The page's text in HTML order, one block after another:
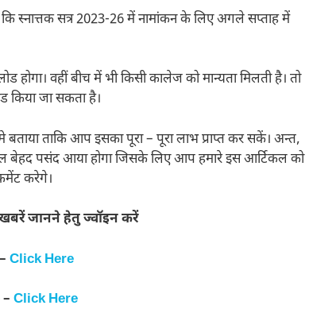
कि स्नात्तक सत्र 2023-26 में नामांकन के लिए अगले सप्ताह में
वहीं बीच में भी किसी कालेज को मान्यता मिलती है। तो
किया जा सकता है।
ताकि आप इसका पूरा – पूरा लाभ प्राप्त कर सकें। अन्त,
बेहद पसंद आया होगा जिसके लिए आप हमारे इस आर्टिकल को
करेगे।
खबरें जानने हेतु ज्वॉइन करें
Click Here
Click Here